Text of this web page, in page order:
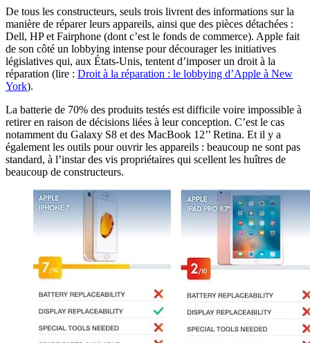
De tous les constructeurs, seuls trois livrent des informations sur la
manière de réparer leurs appareils, ainsi que des pièces détachées :
Dell, HP et Fairphone (dont c’est le fonds de commerce). Apple fait
de son côté un lobbying intense pour décourager les initiatives
législatives qui, aux États-Unis, tentent d’imposer un droit à la
réparation (lire : Droit à la réparation : le lobbying d’Apple à New
York).
La batterie de 70% des produits testés est difficile voire impossible à
retirer en raison de décisions liées à leur conception. C’est le cas
notamment du Galaxy S8 et des MacBook 12’’ Retina. Et il y a
également les outils pour ouvrir les appareils : beaucoup ne sont pas
standard, à l’instar des vis propriétaires qui scellent les huîtres de
beaucoup de constructeurs.